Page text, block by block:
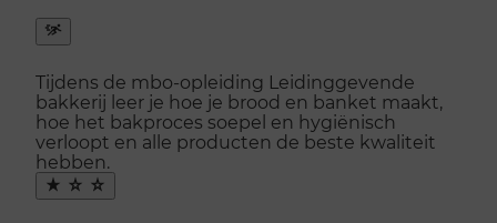
Snel
naar
menu
openen
Tijdens de mbo-opleiding Leidinggevende
bakkerij leer je hoe je brood en banket maakt,
hoe het bakproces soepel en hygiënisch
verloopt en alle producten de beste kwaliteit
hebben.
Maak
favoriet